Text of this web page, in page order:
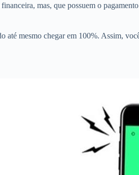
mas, que possuem o
mesmo chegar em 100%. Assim,